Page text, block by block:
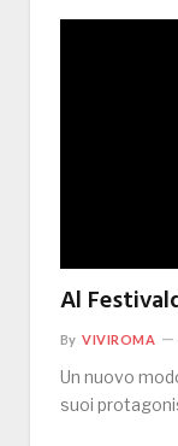
Al
By VIVIROMA
Un nuovo
suoi